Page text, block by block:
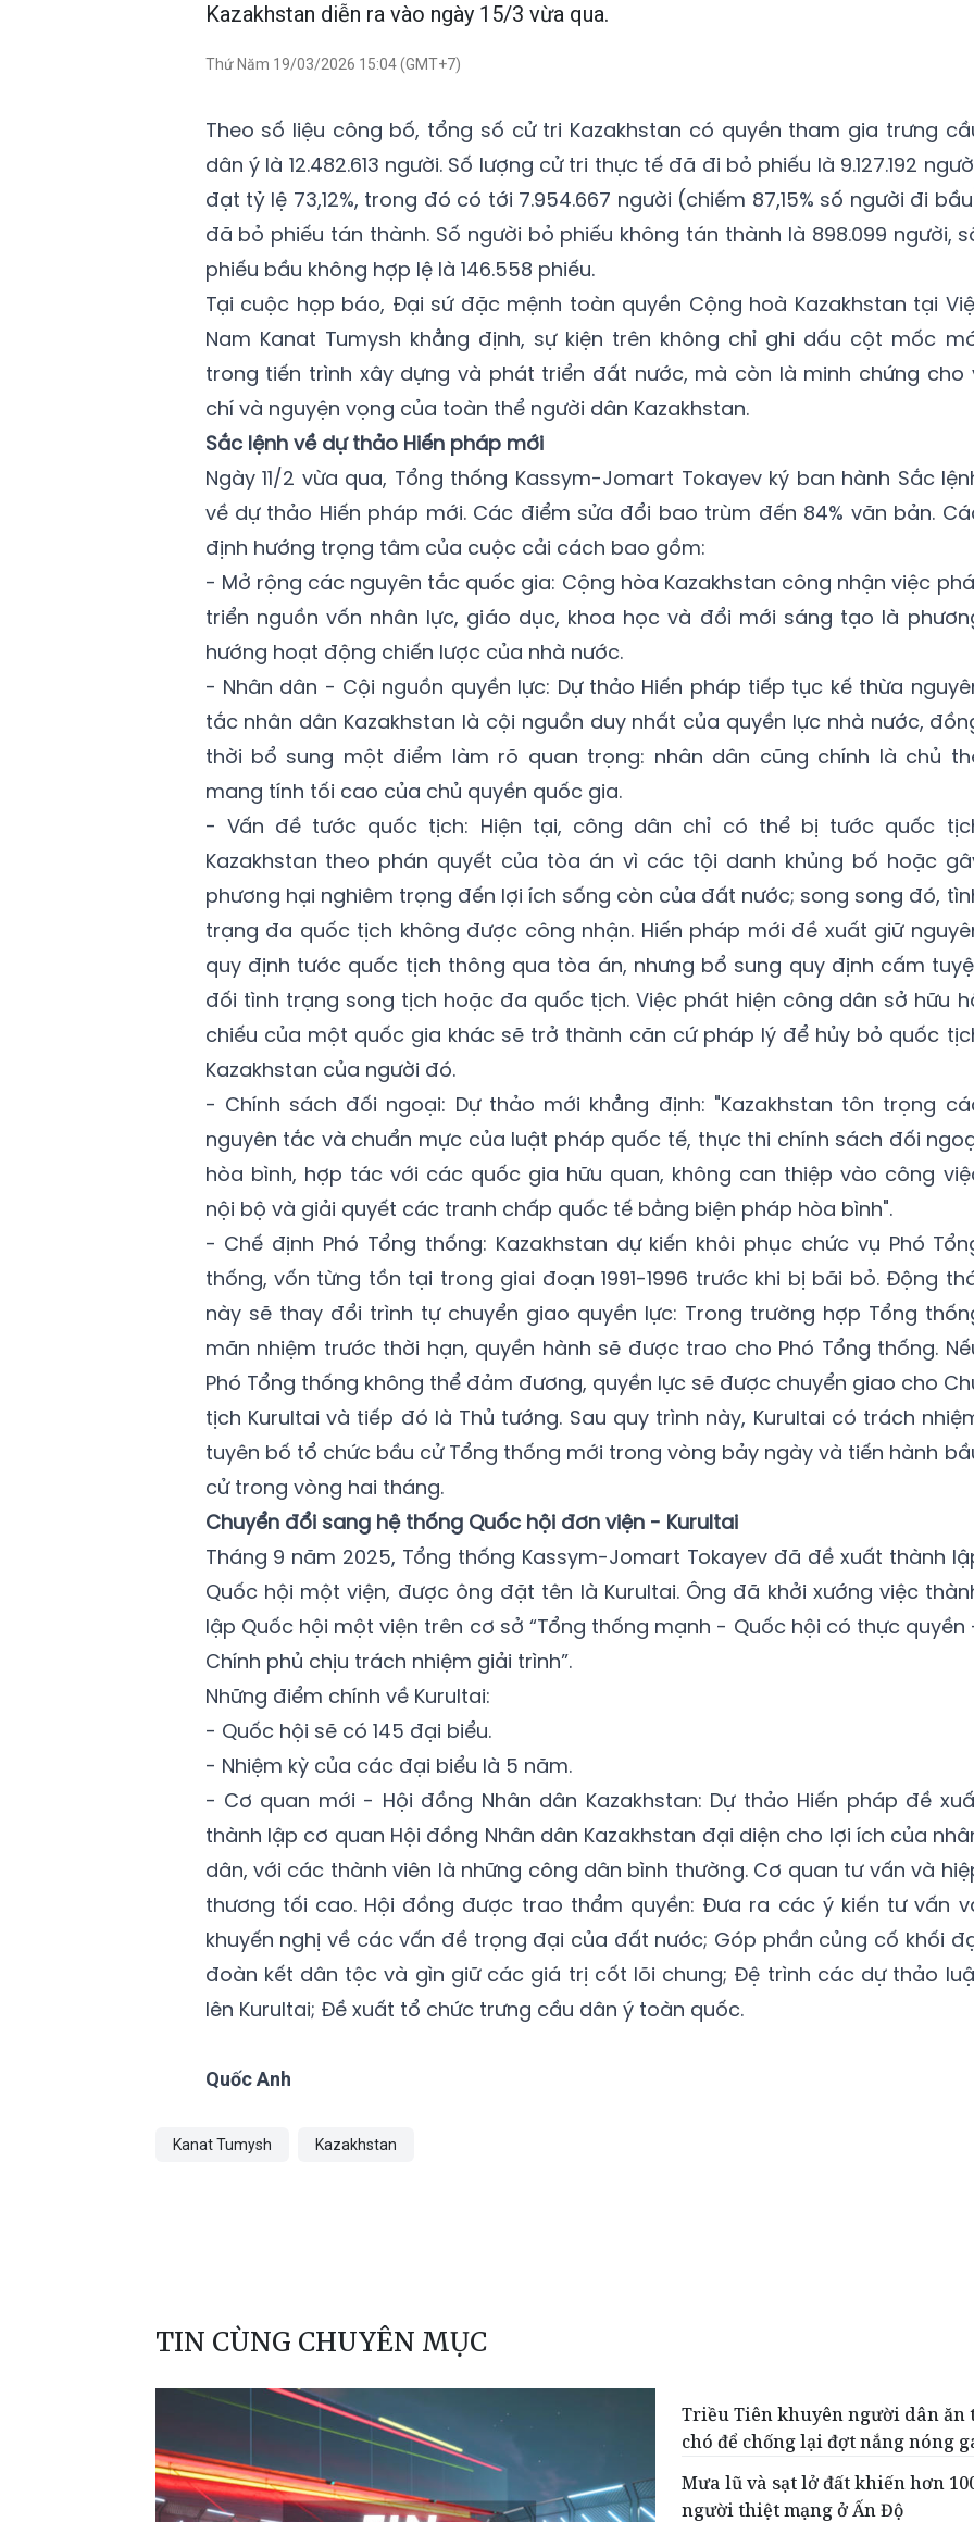
Kazakhstan diễn ra vào ngày 15/3 vừa qua.
Thứ Năm 19/03/2026 15:04 (GMT+7)
Theo số liệu công bố, tổng số cử tri Kazakhstan có quyền tham gia trưng
dân ý là 12.482.613 người. Số lượng cử tri thực tế đã đi bỏ phiếu là 9.127.192
đạt tỷ lệ 73,12%, trong đó có tới 7.954.667 người (chiếm 87,15% số người đi
đã bỏ phiếu tán thành. Số người bỏ phiếu không tán thành là 898.099 người,
phiếu bầu không hợp lệ là 146.558 phiếu.
Tại cuộc họp báo, Đại sứ đặc mệnh toàn quyền Cộng hoà Kazakhstan tại
Nam Kanat Tumysh khẳng định, sự kiện trên không chỉ ghi dấu cột mốc
trong tiến trình xây dựng và phát triển đất nước, mà còn là minh chứng cho
chí và nguyện vọng của toàn thể người dân Kazakhstan.
Sắc lệnh về dự thảo Hiến pháp mới
Ngày 11/2 vừa qua, Tổng thống Kassym-Jomart Tokayev ký ban hành Sắc
về dự thảo Hiến pháp mới. Các điểm sửa đổi bao trùm đến 84% văn bản.
định hướng trọng tâm của cuộc cải cách bao gồm:
- Mở rộng các nguyên tắc quốc gia: Cộng hòa Kazakhstan công nhận việc
triển nguồn vốn nhân lực, giáo dục, khoa học và đổi mới sáng tạo là
hướng hoạt động chiến lược của nhà nước.
- Nhân dân - Cội nguồn quyền lực: Dự thảo Hiến pháp tiếp tục kế thừa
tắc nhân dân Kazakhstan là cội nguồn duy nhất của quyền lực nhà nước,
thời bổ sung một điểm làm rõ quan trọng: nhân dân cũng chính là chủ
mang tính tối cao của chủ quyền quốc gia.
- Vấn đề tước quốc tịch: Hiện tại, công dân chỉ có thể bị tước quốc
Kazakhstan theo phán quyết của tòa án vì các tội danh khủng bố hoặc
phương hại nghiêm trọng đến lợi ích sống còn của đất nước; song song đó,
trạng đa quốc tịch không được công nhận. Hiến pháp mới đề xuất giữ
quy định tước quốc tịch thông qua tòa án, nhưng bổ sung quy định cấm
đối tình trạng song tịch hoặc đa quốc tịch. Việc phát hiện công dân sở hữu
chiếu của một quốc gia khác sẽ trở thành căn cứ pháp lý để hủy bỏ quốc
Kazakhstan của người đó.
- Chính sách đối ngoại: Dự thảo mới khẳng định: "Kazakhstan tôn trọng
nguyên tắc và chuẩn mực của luật pháp quốc tế, thực thi chính sách đối
hòa bình, hợp tác với các quốc gia hữu quan, không can thiệp vào công
nội bộ và giải quyết các tranh chấp quốc tế bằng biện pháp hòa bình".
- Chế định Phó Tổng thống: Kazakhstan dự kiến khôi phục chức vụ Phó
thống, vốn từng tồn tại trong giai đoạn 1991-1996 trước khi bị bãi bỏ. Động
này sẽ thay đổi trình tự chuyển giao quyền lực: Trong trường hợp Tổng
mãn nhiệm trước thời hạn, quyền hành sẽ được trao cho Phó Tổng thống.
Phó Tổng thống không thể đảm đương, quyền lực sẽ được chuyển giao cho
tịch Kurultai và tiếp đó là Thủ tướng. Sau quy trình này, Kurultai có trách
tuyên bố tổ chức bầu cử Tổng thống mới trong vòng bảy ngày và tiến hành
cử trong vòng hai tháng.
Chuyển đổi sang hệ thống Quốc hội đơn viện - Kurultai
Tháng 9 năm 2025, Tổng thống Kassym-Jomart Tokayev đã đề xuất thành
Quốc hội một viện, được ông đặt tên là Kurultai. Ông đã khởi xướng việc
lập Quốc hội một viện trên cơ sở “Tổng thống mạnh - Quốc hội có thực quyền
Chính phủ chịu trách nhiệm giải trình”.
Những điểm chính về Kurultai:
- Quốc hội sẽ có 145 đại biểu.
- Nhiệm kỳ của các đại biểu là 5 năm.
- Cơ quan mới - Hội đồng Nhân dân Kazakhstan: Dự thảo Hiến pháp đề
thành lập cơ quan Hội đồng Nhân dân Kazakhstan đại diện cho lợi ích của
dân, với các thành viên là những công dân bình thường. Cơ quan tư vấn và
thương tối cao. Hội đồng được trao thẩm quyền: Đưa ra các ý kiến tư vấn
khuyến nghị về các vấn đề trọng đại của đất nước; Góp phần củng cố khối
đoàn kết dân tộc và gìn giữ các giá trị cốt lõi chung; Đệ trình các dự thảo
lên Kurultai; Đề xuất tổ chức trưng cầu dân ý toàn quốc.
Quốc Anh
Kanat Tumysh Kazakhstan
TIN CÙNG CHUYÊN MỤC
Triều Tiên khuyên người dân ăn
chó để chống lại đợt nắng nóng
Mưa lũ và sạt lở đất khiến hơn
người thiệt mạng ở Ấn Độ